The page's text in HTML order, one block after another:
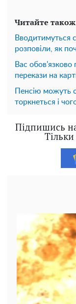
Читайте
Вводитимуться
розповіли, як
Вас обов'язково
перекази на
Пенсію можуть
торкнеться і
Підпишись